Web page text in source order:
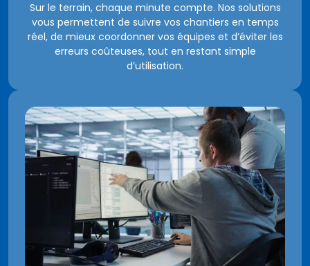
Sur le terrain, chaque minute compte. Nos solutions
vous permettent de suivre vos chantiers en temps
réel, de mieux coordonner vos équipes et d’éviter les
erreurs coûteuses, tout en restant simple
d’utilisation.